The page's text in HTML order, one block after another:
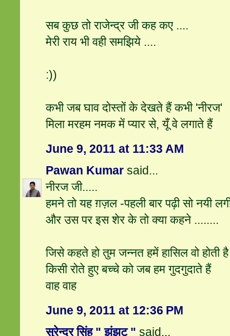
सब कुछ तो राजेन्द्र जी कह कए ....
मेरी राय भी वही समझिये ....
:))
कभी जब घाव दोस्तों के देखते हैं कभी 'नीरज'
मिला मरहम नमक में प्यार से, यूँ वे लगाते हैं
June 9, 2011 at 11:33 AM
Pawan Kumar said...
नीरज जी.....
हमने तो यह ग़ज़ल -पहली बार पढ़ी सो नयी
और उस पर इस शेर के तो क्या कहने ........
जिसे कहते हो तुम जन्नत हमें हासिल वो होती है
किसी रोते हुए बच्चे को जब हम गुदगुदाते हैं
वाह वाह
June 9, 2011 at 12:36 PM
सुरेन्द्र सिंह " झंझट " said...